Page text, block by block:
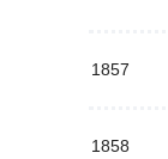
1857
1858